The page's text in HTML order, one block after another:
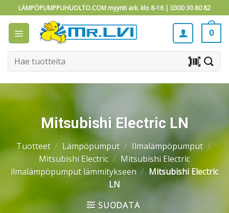
to
content
LÄMPÖPUMPPUHUOLTO.COM myynti ark. klo 8-16 | 0300 30 80 82
0
Etsi: barcode_scanner
Mitsubishi Electric LN
Tuotteet / Lämpöpumput / Ilmalämpöpumput /
Mitsubishi Electric / Mitsubishi Electric
ilmalämpöpumput lämmitykseen / Mitsubishi Electric
LN
SUODATA